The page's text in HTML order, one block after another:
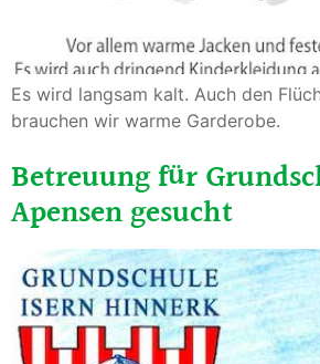
Es wird langsam kalt. Auch den
brauchen wir warme Garderobe.
Betreuung für
Apensen gesucht